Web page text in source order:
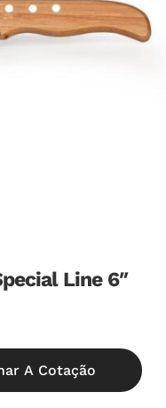
Line 6″
A Cotação